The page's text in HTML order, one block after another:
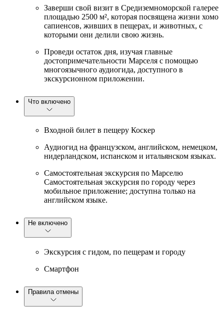
Заверши свой визит в Средиземноморской галерее
площадью 2500 м², которая посвящена жизни хомо
сапиенсов, живших в пещерах, и животных, с
которыми они делили свою жизнь.
Проведи остаток дня, изучая главные
достопримечательности Марселя с помощью
многоязычного аудиогида, доступного в
экскурсионном приложении.
Что включено
Входной билет в пещеру Коскер
Аудиогид на французском, английском, немецком,
нидерландском, испанском и итальянском языках.
Самостоятельная экскурсия по Марселю
Самостоятельная экскурсия по городу через
мобильное приложение; доступна только на
английском языке.
Не включено
Экскурсия с гидом, по пещерам и городу
Смартфон
Правила отмены